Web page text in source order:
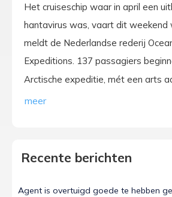
Het cruiseschip waar in april een
hantavirus was, vaart dit weekend
meldt de Nederlandse rederij
Expeditions. 137 passagiers
Arctische expeditie, mét een arts
Recente berichten
Agent is overtuigd goede te hebben